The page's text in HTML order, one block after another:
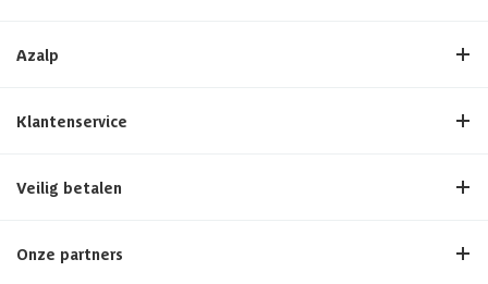
Azalp
Klantenservice
Veilig betalen
Onze partners